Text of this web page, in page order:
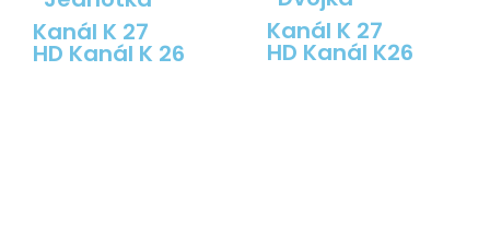
Kanál K 27
HD Kanál K 26
Kanál K 27
HD Kanál K26